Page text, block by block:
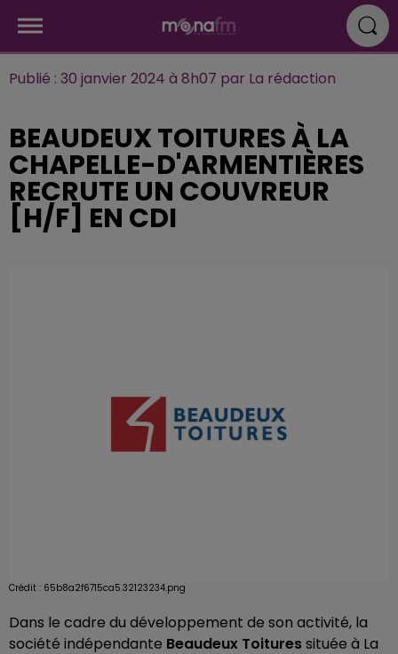
Publié : 30 janvier 2024 à 8h07 par La rédaction
BEAUDEUX TOITURES À LA
CHAPELLE-D'ARMENTIÈRES
RECRUTE UN COUVREUR
[H/F] EN CDI
Crédit : 65b8a2f6715ca5.32123234.png
Dans le cadre du développement de son activité, la
société indépendante Beaudeux Toituressituée à La